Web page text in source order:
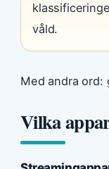
våld.
Med andra ord:
Vilka